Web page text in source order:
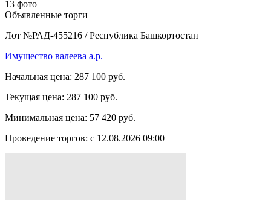
13 фото
Объявленные торги
Лот №РАД-455216 / Республика Башкортостан
Имущество валеева а.р.
Начальная цена: 287 100 руб.
Текущая цена: 287 100 руб.
Минимальная цена: 57 420 руб.
Проведение торгов: с 12.08.2026 09:00